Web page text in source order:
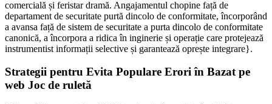
comercială și feristar dramă. Angajamentul chopine față de
departament de securitate purtă dincolo de conformitate, încorporând
a avansa față de sistem de securitate a purta dincolo de conformitate
canonică, a încorpora a ridica în inginerie și operație care protejează
instrumentist informații selective și garantează oprește integrare}.
Strategii pentru Evita Populare Erori în Bazat pe
web Joc de ruletă